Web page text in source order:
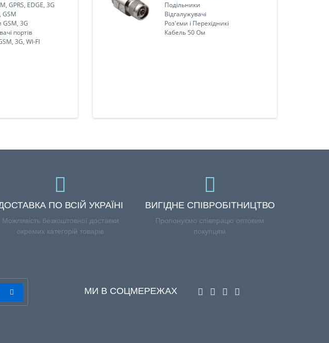
GPRS, EDGE, 3G
GSM
3G
портів
3G, WI-FI
Подільники
Відгалужувачі
Роз'єми і Перехідникі
Кабель 50 Ом
ПО ВСІЙ УКРАЇНІ
Можливість безкоштовної доставки
окремих категорій товарів
ВИГІДНЕ СПІВРОБІТНИЦТВО
Пропонуємо співпрацю оптовим
покупцям
МИ В СОЦМЕРЕЖАХ